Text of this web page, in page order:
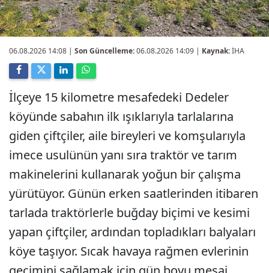
06.08.2026 14:08 | Son Güncelleme:06.08.2026 14:09 | Kaynak:İHA
İlçeye 15 kilometre mesafedeki Dedeler
köyünde sabahın ilk ışıklarıyla tarlalarına
giden çiftçiler, aile bireyleri ve komşularıyla
imece usulünün yanı sıra traktör ve tarım
makinelerini kullanarak yoğun bir çalışma
yürütüyor. Günün erken saatlerinden itibaren
tarlada traktörlerle buğday biçimi ve kesimi
yapan çiftçiler, ardından topladıkları balyaları
köye taşıyor. Sıcak havaya rağmen evlerinin